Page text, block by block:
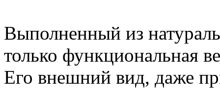
Выполненный из
только функциональная
Его внешний вид, даже